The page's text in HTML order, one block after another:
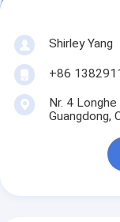
Shirley Yang
+86
Nr. 4
Guangdong,